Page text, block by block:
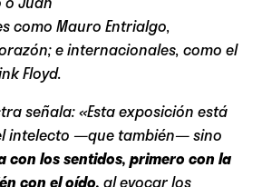
como Mauro Entrialgo,
e internacionales, como el
Floyd.
señala: «Esta exposición está
intelecto —que también— sino
con los sentidos, primero con la
con el oído, al evocar los